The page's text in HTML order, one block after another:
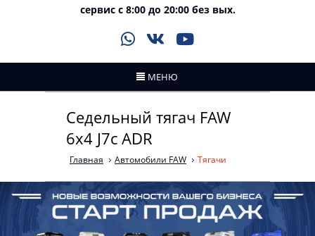
сервис с 8:00 до 20:00 без вых.
МЕНЮ
Седельный тягач FAW
6x4 J7с ADR
Главная Автомобили FAW Тягачи